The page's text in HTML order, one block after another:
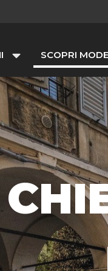
SCOPRI